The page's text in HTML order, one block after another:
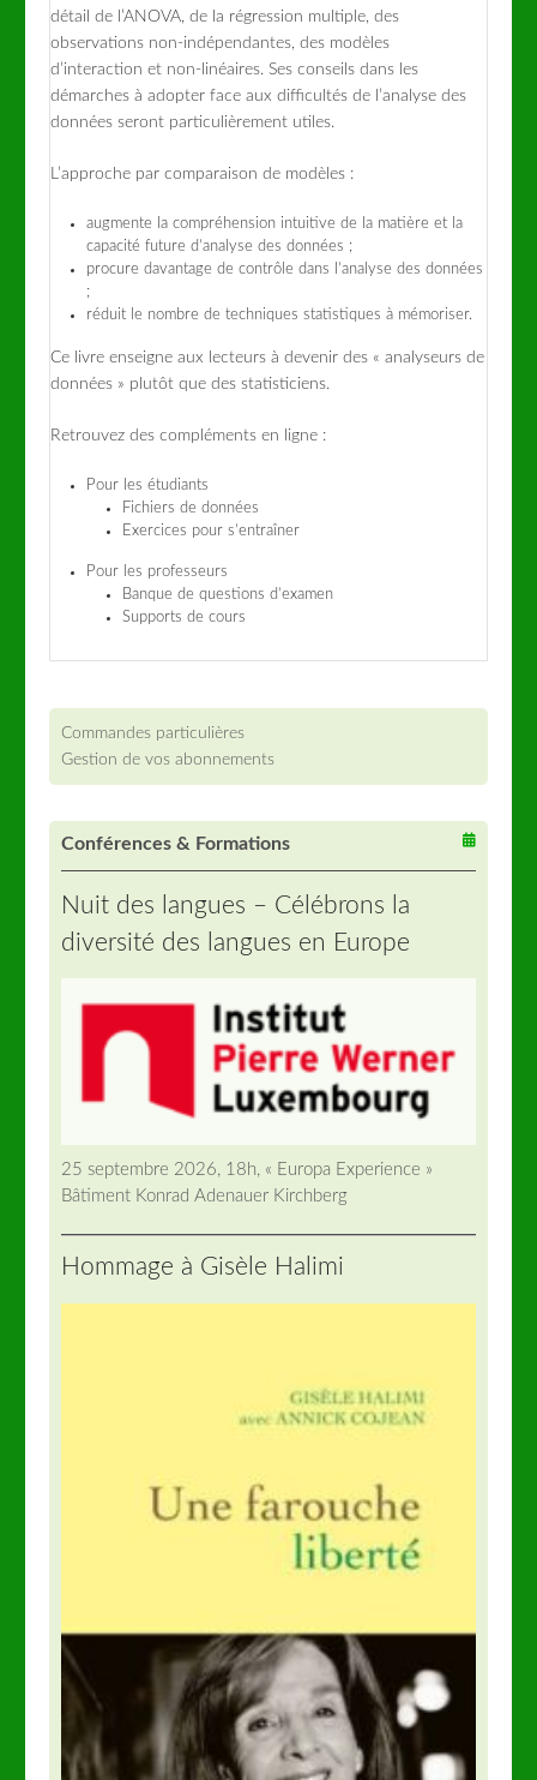
détail de l’ANOVA, de la régression multiple, des
observations non-indépendantes, des modèles
d’interaction et non-linéaires. Ses conseils dans les
démarches à adopter face aux difficultés de l’analyse des
données seront particulièrement utiles.
L’approche par comparaison de modèles :
augmente la compréhension intuitive de la matière et la
capacité future d’analyse des données ;
procure davantage de contrôle dans l’analyse des données
;
réduit le nombre de techniques statistiques à mémoriser.
Ce livre enseigne aux lecteurs à devenir des « analyseurs de
données » plutôt que des statisticiens.
Retrouvez des compléments en ligne :
Pour les étudiants
Fichiers de données
Exercices pour s’entraîner
Pour les professeurs
Banque de questions d’examen
Supports de cours
Commandes particulières
Gestion de vos abonnements
Conférences & Formations
Nuit des langues – Célébrons la
diversité des langues en Europe
25 septembre 2026, 18h, « Europa Experience »
Bâtiment Konrad Adenauer Kirchberg
Hommage à Gisèle Halimi